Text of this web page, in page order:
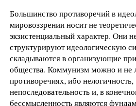
Большинство противоречий в
мировоззрении носит не
экзистенциальный характер. Они
структурируют идеологическую
складываются в организующие
общества. Коммунизм можно и не
противоречиях, ибо нелогичность,
непоследовательность и, в
бессмысленность являются